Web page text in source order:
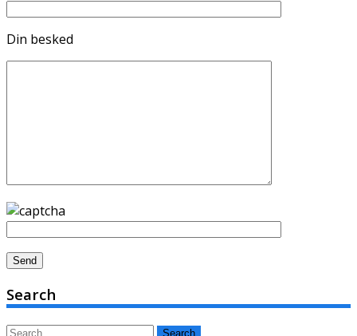
Din besked
Search
Search